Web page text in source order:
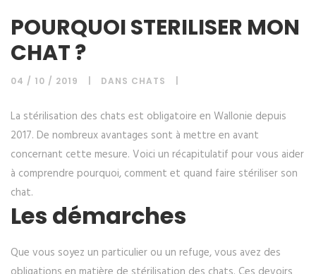
POURQUOI STERILISER MON
CHAT ?
04 / 10 / 2019 DANS CHATS
La stérilisation des chats est obligatoire en Wallonie depuis
2017. De nombreux avantages sont à mettre en avant
concernant cette mesure. Voici un récapitulatif pour vous aider
à comprendre pourquoi, comment et quand faire stériliser son
chat.
Les démarches
Que vous soyez un particulier ou un refuge, vous avez des